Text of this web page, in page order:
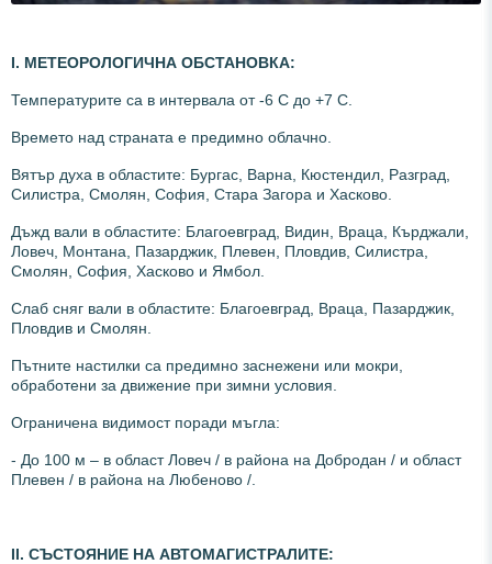
І. МЕТЕОРОЛОГИЧНА ОБСТАНОВКА:
Температурите са в интервала от -6 С до +7 С.
Времето над страната е предимно облачно.
Вятър духа в областите: Бургас, Варна, Кюстендил, Разград,
Силистра, Смолян, София, Стара Загора и Хасково.
Дъжд вали в областите: Благоевград, Видин, Враца, Кърджали,
Ловеч, Монтана, Пазарджик, Плевен, Пловдив, Силистра,
Смолян, София, Хасково и Ямбол.
Слаб сняг вали в областите: Благоевград, Враца, Пазарджик,
Пловдив и Смолян.
Пътните настилки са предимно заснежени или мокри,
обработени за движение при зимни условия.
Ограничена видимост поради мъгла:
- До 100 м – в област Ловеч / в района на Добродан / и област
Плевен / в района на Любеново /.
ІІ. СЪСТОЯНИЕ НА АВТОМАГИСТРАЛИТЕ: